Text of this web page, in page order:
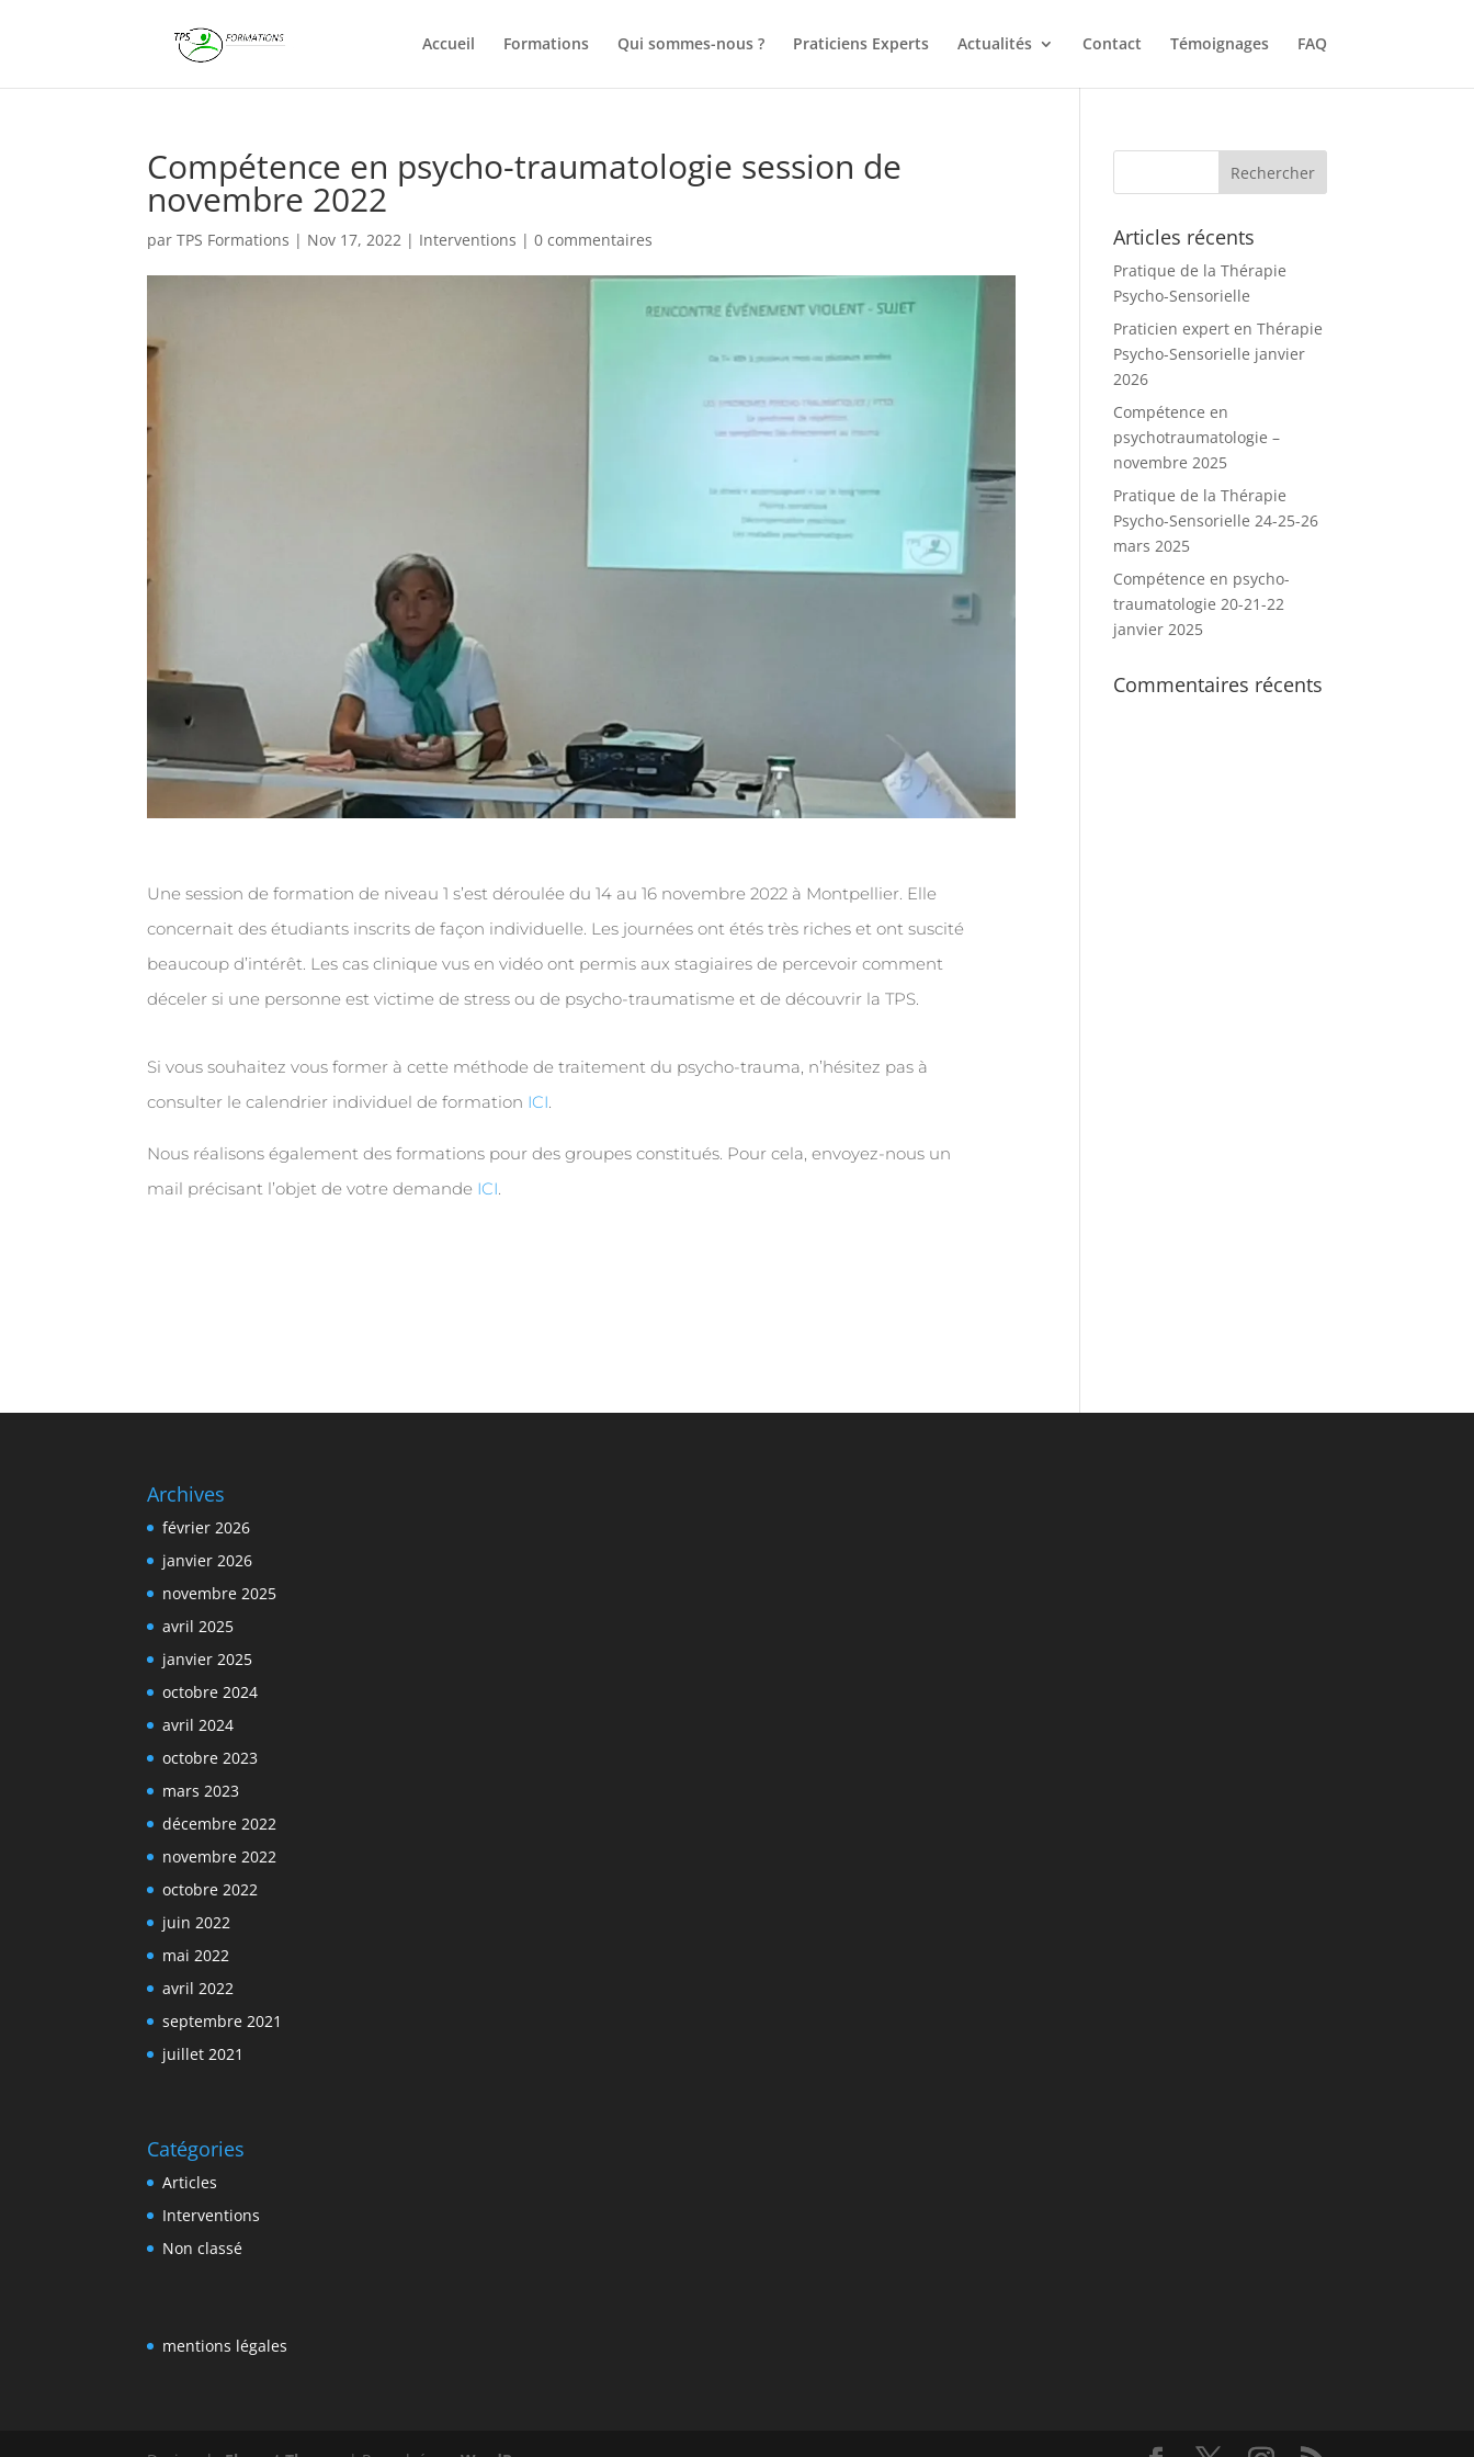
Accueil Formations Qui sommes-nous ? Praticiens Experts Actualités Contact Témoignages FAQ
Compétence en psycho-traumatologie session de
novembre 2022
parTPS Formations | Nov 17, 2022 | Interventions |0 commentaires
Une session de formation de niveau 1 s’est déroulée du 14 au 16 novembre 2022 à Montpellier. Elle
concernait des étudiants inscrits de façon individuelle. Les journées ont étés très riches et ont suscité
beaucoup d’intérêt. Les cas clinique vus en vidéo ont permis aux stagiaires de percevoir comment
déceler si une personne est victime de stress ou de psycho-traumatisme et de découvrir la TPS.
Si vous souhaitez vous former à cette méthode de traitement du psycho-trauma, n’hésitez pas à
consulter le calendrier individuel de formation ICI.
Nous réalisons également des formations pour des groupes constitués. Pour cela, envoyez-nous un
mail précisant l’objet de votre demande ICI.
Articles récents
Pratique de la Thérapie
Psycho-Sensorielle
Praticien expert en Thérapie
Psycho-Sensorielle janvier
2026
Compétence en
psychotraumatologie –
novembre 2025
Pratique de la Thérapie
Psycho-Sensorielle 24-25-26
mars 2025
Compétence en psycho-
traumatologie 20-21-22
janvier 2025
Commentaires récents
Archives
février 2026
janvier 2026
novembre 2025
avril 2025
janvier 2025
octobre 2024
avril 2024
octobre 2023
mars 2023
décembre 2022
novembre 2022
octobre 2022
juin 2022
mai 2022
avril 2022
septembre 2021
juillet 2021
Catégories
Articles
Interventions
Non classé
mentions légales